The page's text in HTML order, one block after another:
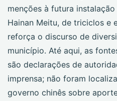
menções à futura
Hainan Meitu, de triciclos e
reforça o discurso de
município. Até aqui, as
são declarações de
imprensa; não foram
governo chinês sobre